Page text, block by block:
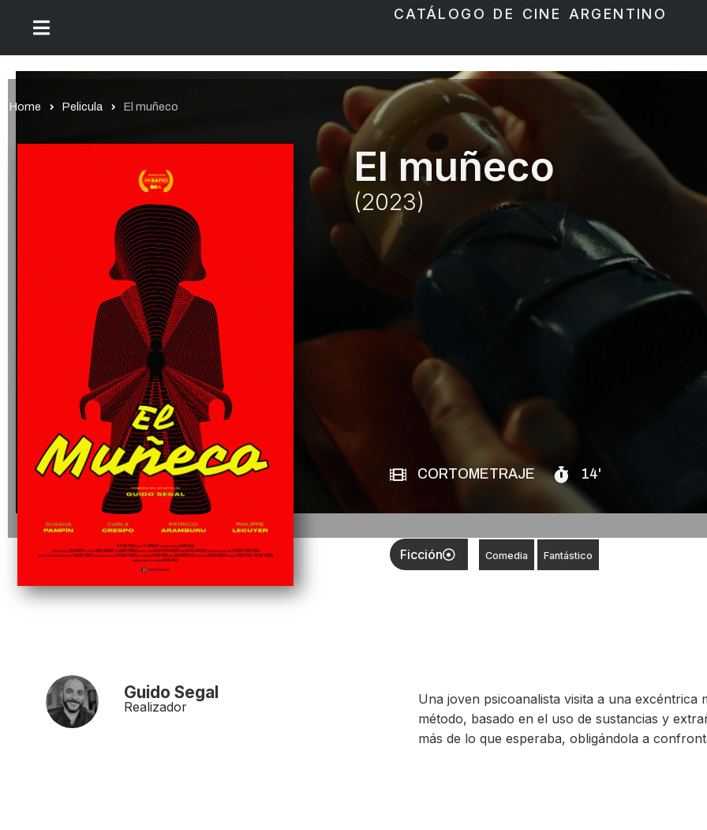
CATÁLOGO DE CINE ARGENTINO
Home Pelicula El muñeco
El muñeco
(2023)
CORTOMETRAJE 14'
Ficción Comedia Fantástico
Guido Segal
Realizador
Una joven psicoanalista visita a una
método, basado en el uso de sustancias y
más de lo que esperaba, obligándola a